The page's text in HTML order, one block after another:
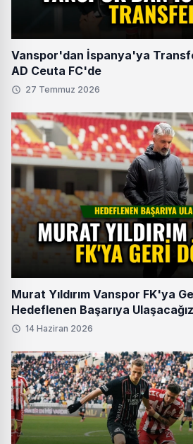
Vanspor'dan İspanya'ya
AD Ceuta FC'de
27 Temmuz 2026
Murat Yıldırım Vanspor FK'ya
Hedeflenen Başarıya Ulaşacağız
14 Haziran 2026